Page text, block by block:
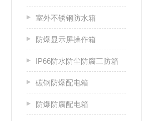
室外不锈钢防水箱
防爆显示屏操作箱
IP66防水防尘防腐三防箱
碳钢防爆配电箱
防爆防腐配电箱